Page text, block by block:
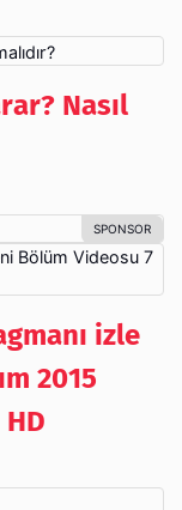
Nasıl
izle
2015